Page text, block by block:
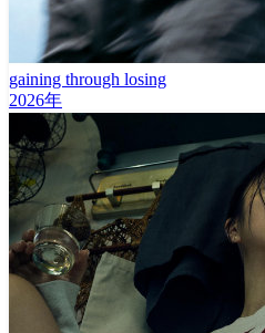
gaining through losing
2026年